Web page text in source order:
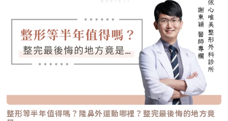
復興北路50號2樓電話：02-8772-6625
整形等半年值得嗎？隆鼻外還動哪裡？整完最後悔的地方竟